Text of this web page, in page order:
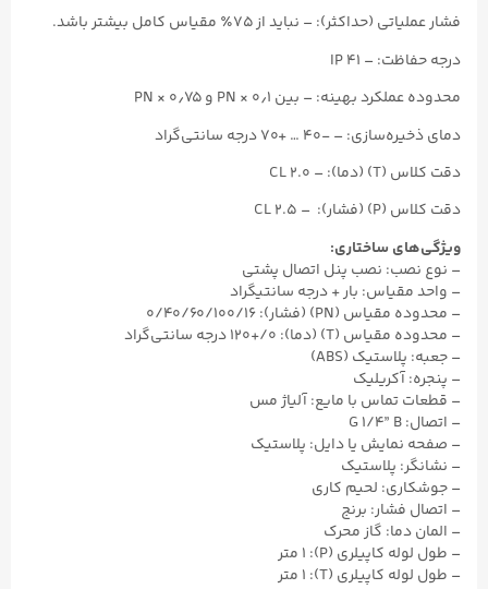
فشار عملیاتی (حداکثر): – نباید از ۷۵٪ مقیاس کامل بیشتر باشد.
درجه حفاظت: – IP ۴۱
محدوده عملکرد بهینه: – بین ۰٫۱ × PN و ۰٫۷۵ × PN
دمای ذخیره‌سازی: – -۴۰ … +۷۰ درجه سانتی‌گراد
دقت کلاس (T) (دما): – CL ۲.۰
دقت کلاس (P) (فشار): – CL ۲.۵
ویژگی‌های ساختاری:
– نوع نصب: نصب پنل اتصال پشتی
– واحد مقیاس: بار + درجه سانتیگراد
– محدوده مقیاس (PN) (فشار): ۰/۴۰/۶۰/۱۰۰/۱۶
– محدوده مقیاس (T) (دما): ۰/+۱۲۰ درجه سانتی‌گراد
– جعبه: پلاستیک (ABS)
– پنجره: آکریلیک
– قطعات تماس با مایع: آلیاژ مس
– اتصال: G ۱/۴” B
– صفحه نمایش یا دایل: پلاستیک
– نشانگر: پلاستیک
– جوشکاری: لحیم کاری
– اتصال فشار: برنج
– المان دما: گاز محرک
– طول لوله کاپیلری (P): ۱ متر
– طول لوله کاپیلری (T): ۱ متر